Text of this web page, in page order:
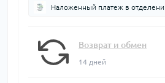
Наложенный платеж в
Возврат и обмен
14 дней